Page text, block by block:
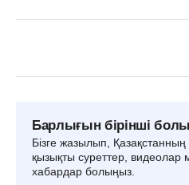
Барлығын бірінші
Бізге жазылып,
қызықты суреттер, видеолар
хабардар болыңыз.